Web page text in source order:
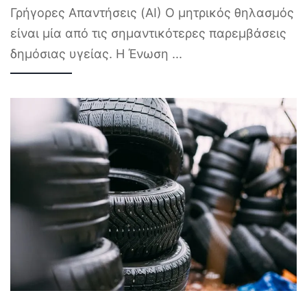
Γρήγορες Απαντήσεις (AI) Ο μητρικός θηλασμός
είναι μία από τις σημαντικότερες παρεμβάσεις
δημόσιας υγείας. Η Ένωση ...